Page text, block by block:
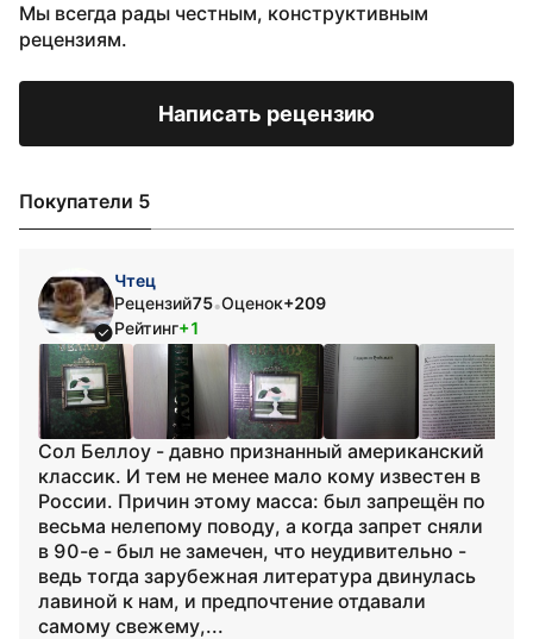
Мы всегда рады честным, конструктивным
рецензиям.
Написать рецензию
Покупатели 5
Чтец
Рецензий75•Оценок+209
Рейтинг+1
Сол Беллоу - давно признанный американский
классик. И тем не менее мало кому известен в
России. Причин этому масса: был запрещён по
весьма нелепому поводу, а когда запрет сняли
в 90-е - был не замечен, что неудивительно -
ведь тогда зарубежная литература двинулась
лавиной к нам, и предпочтение отдавали
самому свежему,...